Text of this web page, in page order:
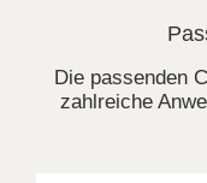
Die passenden
zahlreiche